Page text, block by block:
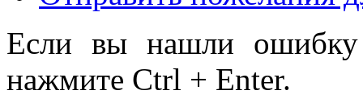
Если вы нашли ошибку
нажмите Ctrl + Enter.